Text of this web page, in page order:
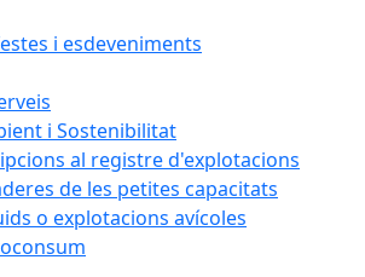
i esdeveniments
i Sostenibilitat
al registre d'explotacions
de les petites capacitats
o explotacions avícoles